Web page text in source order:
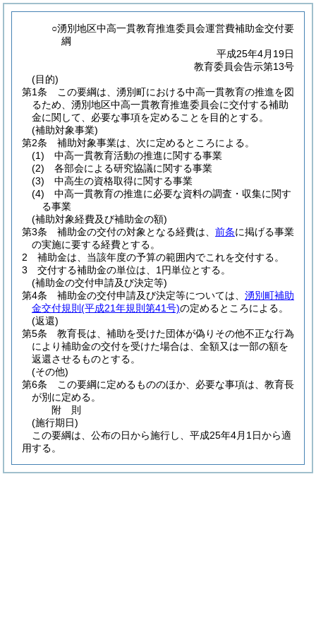
○湧別地区中高一貫教育推進委員会運営費補助金交付要
綱
平成25年4月19日
教育委員会告示第13号
(目的)
第1条
この要綱は、湧別町における中高一貫教育の推進を図
るため、湧別地区中高一貫教育推進委員会に交付する補助
金に関して、必要な事項を定めることを目的とする。
(補助対象事業)
第2条
補助対象事業は、次に定めるところによる。
(1)
中高一貫教育活動の推進に関する事業
(2)
各部会による研究協議に関する事業
(3)
中高生の資格取得に関する事業
(4)
中高一貫教育の推進に必要な資料の調査・収集に関す
る事業
(補助対象経費及び補助金の額)
第3条
補助金の交付の対象となる経費は、 前条に掲げる事業
の実施に要する経費とする。
2
補助金は、当該年度の予算の範囲内でこれを交付する。
3
交付する補助金の単位は、1円単位とする。
(補助金の交付申請及び決定等)
第4条
補助金の交付申請及び決定等については、 湧別町補助
金交付規則 (平成21年規則第41号)の定めるところによる。
(返還)
第5条
教育長は、補助を受けた団体が偽りその他不正な行為
により補助金の交付を受けた場合は、全額又は一部の額を
返還させるものとする。
(その他)
第6条
この要綱に定めるもののほか、必要な事項は、教育長
が別に定める。
附 則
(施行期日)
この要綱は、公布の日から施行し、平成25年4月1日から適
用する。